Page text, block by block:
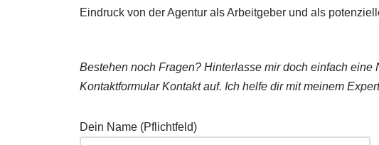
Eindruck von der Agentur als Arbeitgeber und als
Bestehen noch Fragen? Hinterlasse mir doch einfach eine
Kontaktformular Kontakt auf. Ich helfe dir mit meinem
Dein Name (Pflichtfeld)